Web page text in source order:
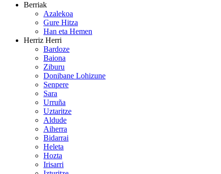
Berriak
Azalekoa
Gure Hitza
Han eta Hemen
Herriz Herri
Bardoze
Baiona
Ziburu
Donibane Lohizune
Senpere
Sara
Urruña
Uztaritze
Aldude
Aiherra
Bidarrai
Heleta
Hozta
Irisarri